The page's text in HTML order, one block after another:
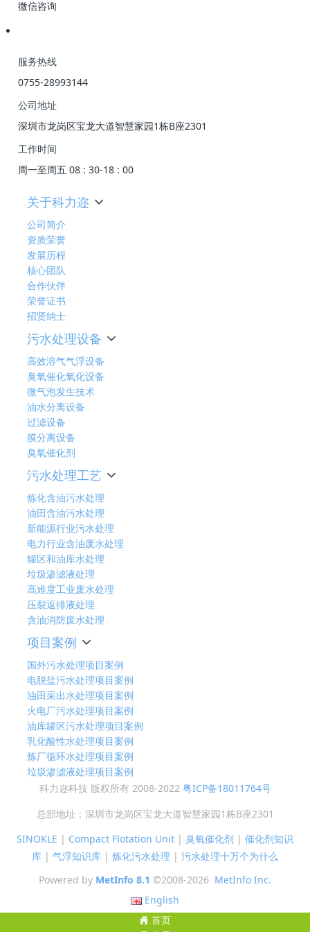
微信咨询
服务热线
0755-28993144
公司地址
深圳市龙岗区宝龙大道智慧家园1栋B座2301
工作时间
周一至周五 08 : 30-18 : 00
关于科力迩
公司简介
资质荣誉
发展历程
核心团队
合作伙伴
荣誉证书
招贤纳士
污水处理设备
高效溶气气浮设备
臭氧催化氧化设备
微气泡发生技术
油水分离设备
过滤设备
膜分离设备
臭氧催化剂
污水处理工艺
炼化含油污水处理
油田含油污水处理
新能源行业污水处理
电力行业含油废水处理
罐区和油库水处理
垃圾渗滤液处理
高难度工业废水处理
压裂返排液处理
含油消防废水处理
项目案例
国外污水处理项目案例
电脱盐污水处理项目案例
油田采出水处理项目案例
火电厂污水处理项目案例
油库罐区污水处理项目案例
乳化酸性水处理项目案例
炼厂循环水处理项目案例
垃圾渗滤液处理项目案例
科力迩科技 版权所有 2008-2022 粤ICP备18011764号
总部地址：深圳市龙岗区宝龙大道智慧家园1栋B座2301
SINOKLE | Compact Flotation Unit | 臭氧催化剂 | 催化剂知识
库 | 气浮知识库 | 炼化污水处理 | 污水处理十万个为什么
Powered by MetInfo 8.1 ©2008-2026 MetInfo Inc.
English
首页